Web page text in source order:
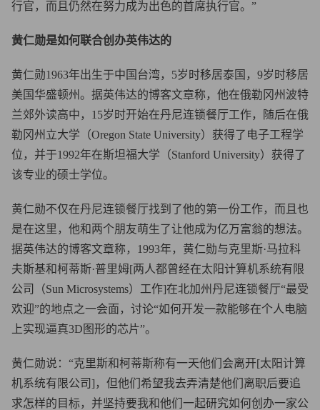
行官，而且仍然在努力成为出色的首席执行官。”
黄仁勋是如何联合创办英伟达的
黄仁勋1963年出生于中国台湾，5岁时移居泰国，9岁时移居
美国华盛顿州。据英伟达的博客文章称，他在俄勒冈州波特
兰郊外读高中，15岁时开始在丹尼连锁餐厅工作，随后在俄
勒冈州立大学（Oregon State University）获得了电子工程学
位，并于1992年在斯坦福大学（Stanford University）获得了
该专业的硕士学位。
黄仁勋不仅在丹尼连锁餐厅找到了他的第一份工作，而且也
是在这里，他和两个朋友萌生了让他成为亿万富翁的想法。
据英伟达的博客文章称，1993年，黄仁勋与克里斯·马拉科
夫斯基和柯蒂斯·普里姆[两人都曾经在太阳计算机系统有限
公司（Sun Microsystems）工作]在北加州丹尼连锁餐厅“最受
欢迎”的地点之一会面，讨论“如何开发一款能够在个人电脑
上实现逼真3D图形的芯片”。
黄仁勋说：“克里斯和柯蒂斯称有一天他们会离开[太阳计算
机系统有限公司]，但他们希望我去弄清楚他们离职后要追
求怎样的目标，并坚持要我和他们一起研究如何创办一家公